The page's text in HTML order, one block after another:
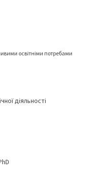
освітніми потребами
діяльності